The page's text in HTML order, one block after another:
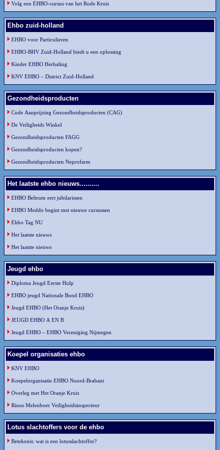
Volg een EHBO-cursus van het Rode Kruis
Ehbo zuid-holland
EHBO voor Particulieren
EHBO-BHV Zuid-Holland biedt u een oplossing
Kinder EHBO Herhaling
KNV EHBO – District Zuid-Holland
Gezondheidsproducten
Code Aanprijzing Gezondheidsproducten (CAG)
De Veiligheids Winkel
Gezondheidsproducten FAGG
Gezondheidsproducten kopen?
Gezondheidsproducten Neprofarm
Het laatste ehbo nieuws..........
EHBO Beltrum eert jubilarissen
EHBO Meddo begint met nieuwe cursussen
Ehbo Tag NU
Het laatste nieuws
Het laatste nieuws
Jeugd ehbo
Diploma Jeugd Eerste Hulp
EHBO jeugd Nationale Bond EHBO
Jeugd EHBO (Het Oranje Kruis)
JEUGD EHBO A EN B
Jeugd EHBO – EHBO Vereniging Nijmegen
Koepel organisaties ehbo
KNV EHBO
Koepelorganisatie EHBO Noord-Brabant
Overleg met Het Oranje Kruis
Rinus Melenboer Veiligheidsinspecteur
Lotus slachtoffers voor de ehbo
Betekenis: wat is een lotusslachtoffer?